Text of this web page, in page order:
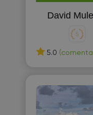
David Mule
5.0